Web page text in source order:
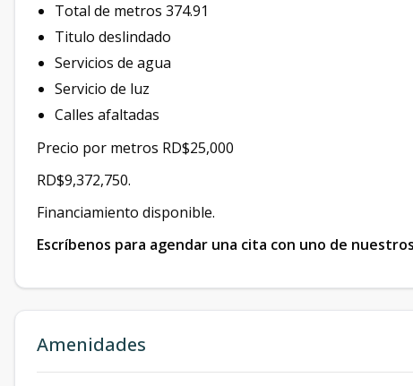
Total de metros 374.91
Titulo deslindado
Servicios de agua
Servicio de luz
Calles afaltadas
Precio por metros RD$25,000
RD$9,372,750.
Financiamiento disponible.
Escríbenos para agendar una cita con uno de
Amenidades